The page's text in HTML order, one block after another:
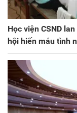
Học viện CSND
hội hiến máu tình